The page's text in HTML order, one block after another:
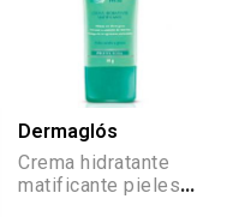
Dermaglós
Crema hidratante
matificante pieles